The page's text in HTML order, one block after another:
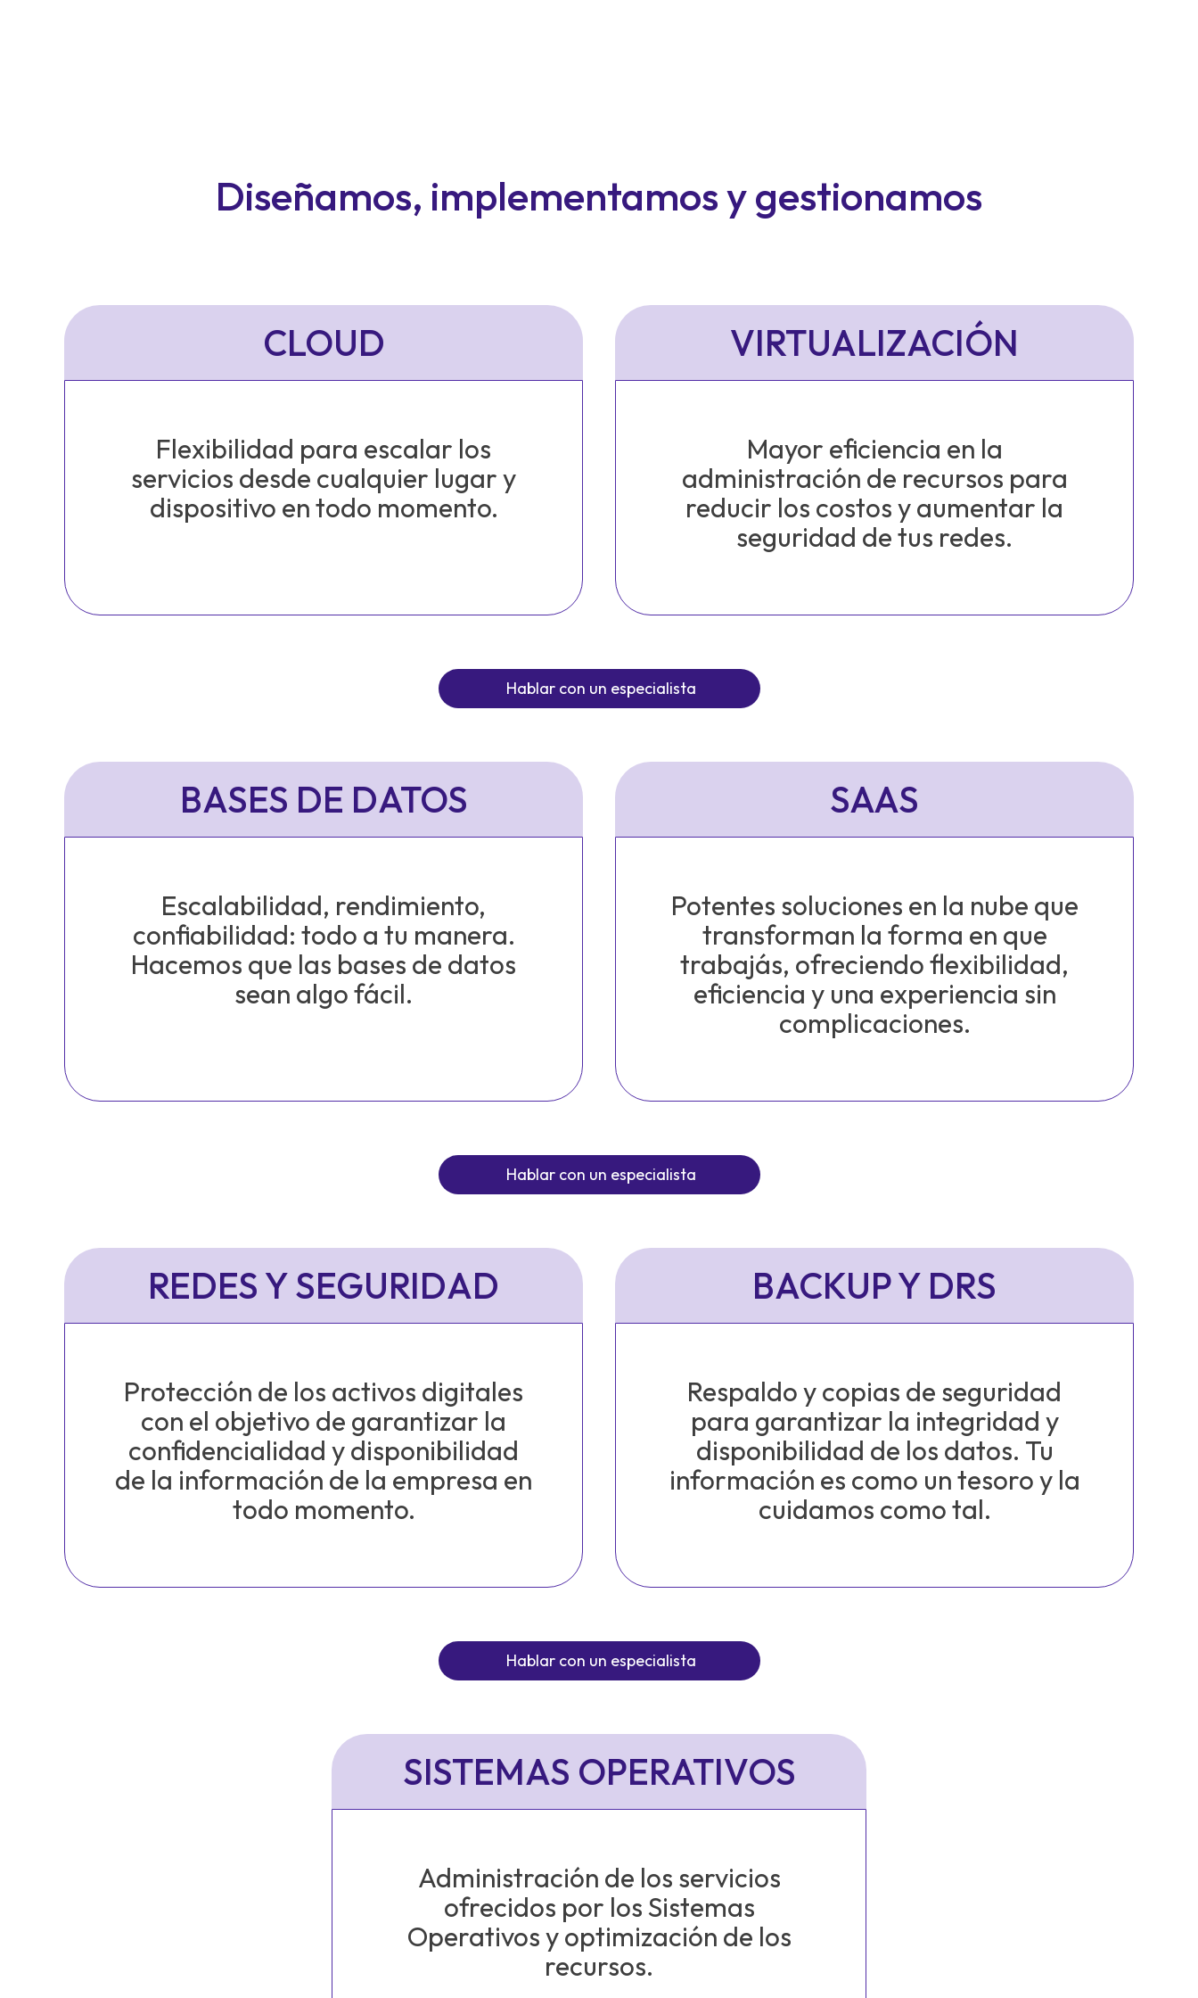
Diseñamos, implementamos y gestionamos
CLOUD
Flexibilidad para escalar los
servicios desde cualquier lugar y
dispositivo en todo momento.
VIRTUALIZACIÓN
Mayor eficiencia en la
administración de recursos para
reducir los costos y aumentar la
seguridad de tus redes.
Hablar con un especialista
BASES DE DATOS
Escalabilidad, rendimiento,
confiabilidad: todo a tu manera.
Hacemos que las bases de datos
sean algo fácil.
SAAS
Potentes soluciones en la nube que
transforman la forma en que
trabajás, ofreciendo flexibilidad,
eficiencia y una experiencia sin
complicaciones.
Hablar con un especialista
REDES Y SEGURIDAD
Protección de los activos digitales
con el objetivo de garantizar la
confidencialidad y disponibilidad
de la información de la empresa en
todo momento.
BACKUP Y DRS
Respaldo y copias de seguridad
para garantizar la integridad y
disponibilidad de los datos. Tu
información es como un tesoro y la
cuidamos como tal.
Hablar con un especialista
SISTEMAS OPERATIVOS
Administración de los servicios
ofrecidos por los Sistemas
Operativos y optimización de los
recursos.